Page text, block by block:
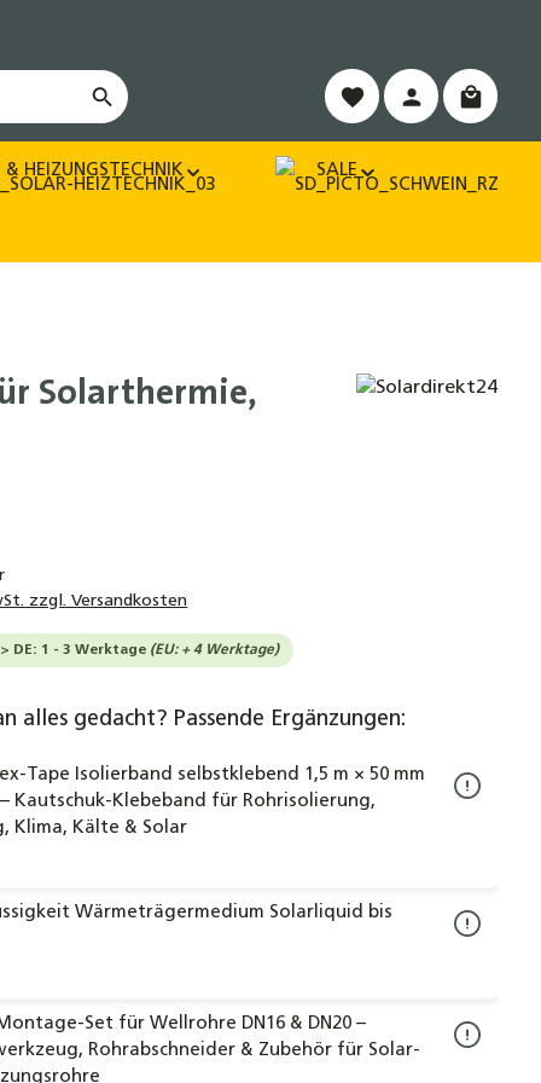
& HEIZUNGSTECHNIK SALE
Solarthermie,
zzgl. Versandkosten
DE: 1 - 3 Werktage (EU: + 4 Werktage)
alles gedacht? Passende Ergänzungen:
Tape Isolierband selbstklebend 1,5 m × 50 mm
– Kautschuk-Klebeband für Rohrisolierung,
Klima, Kälte & Solar
Wärmeträgermedium Solarliquid bis
Set für Wellrohre DN16 & DN20 –
Rohrabschneider & Zubehör für Solar-